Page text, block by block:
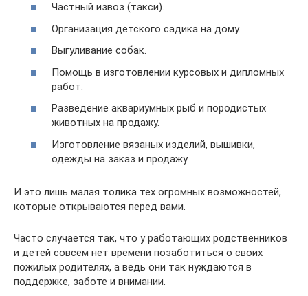
Частный извоз (такси).
Организация детского садика на дому.
Выгуливание собак.
Помощь в изготовлении курсовых и дипломных
работ.
Разведение аквариумных рыб и породистых
животных на продажу.
Изготовление вязаных изделий, вышивки,
одежды на заказ и продажу.
И это лишь малая толика тех огромных возможностей,
которые открываются перед вами.
Часто случается так, что у работающих родственников
и детей совсем нет времени позаботиться о своих
пожилых родителях, а ведь они так нуждаются в
поддержке, заботе и внимании.